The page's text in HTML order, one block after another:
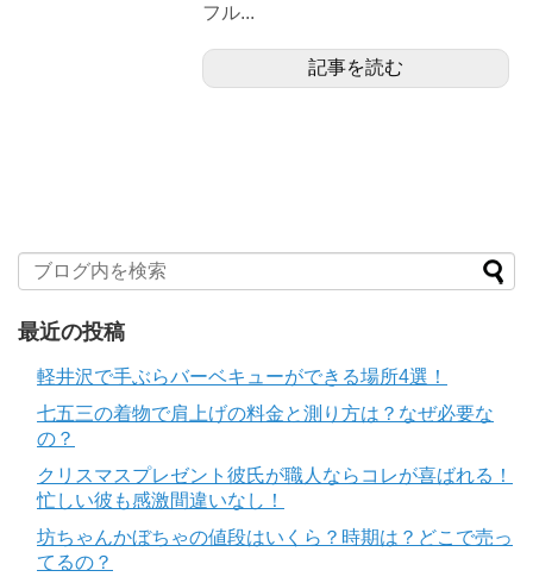
フル...
記事を読む
最近の投稿
軽井沢で手ぶらバーベキューができる場所4選！
七五三の着物で肩上げの料金と測り方は？なぜ必要な
の？
クリスマスプレゼント彼氏が職人ならコレが喜ばれる！
忙しい彼も感激間違いなし！
坊ちゃんかぼちゃの値段はいくら？時期は？どこで売っ
てるの？